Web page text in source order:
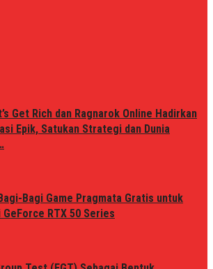
Get Rich dan Ragnarok Online Hadirkan
Epik, Satukan Strategi dan Dunia
Bagi Game Pragmata Gratis untuk
GeForce RTX 50 Series